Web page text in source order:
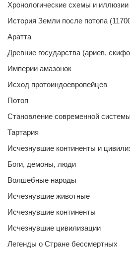
Хронологические схемы и иллюзии
История Земли после потопа
Аратта
Древние государства (ариев,
Империи амазонок
Исход протоиндоевропейцев
Потоп
Становление современной
Тартария
Исчезнувшие континенты и
Боги, демоны, люди
Волшебные народы
Исчезнувшие животные
Исчезнувшие континенты
Исчезнувшие цивилизации
Легенды о Стране бессмертных